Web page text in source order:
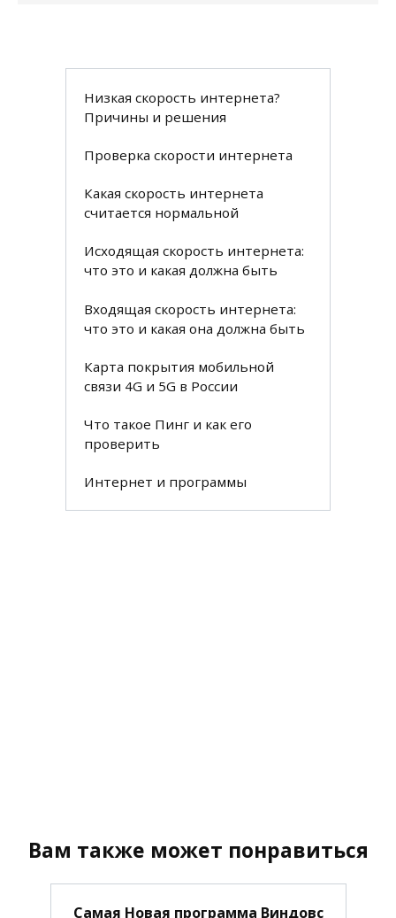
Низкая скорость интернета?
Причины и решения
Проверка скорости интернета
Какая скорость интернета
считается нормальной
Исходящая скорость интернета:
что это и какая должна быть
Входящая скорость интернета:
что это и какая она должна быть
Карта покрытия мобильной
связи 4G и 5G в России
Что такое Пинг и как его
проверить
Интернет и программы
Вам также может понравиться
Самая Новая программа Виндовс